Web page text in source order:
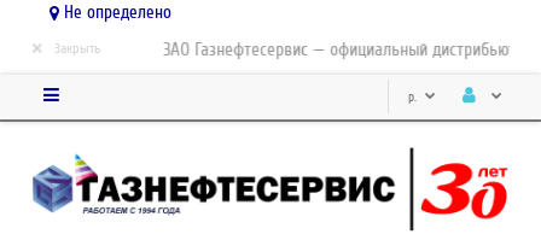
Не определено
ЗАО Газнефтесервис — официальный дистрибьютор-
× Закрыть
р.